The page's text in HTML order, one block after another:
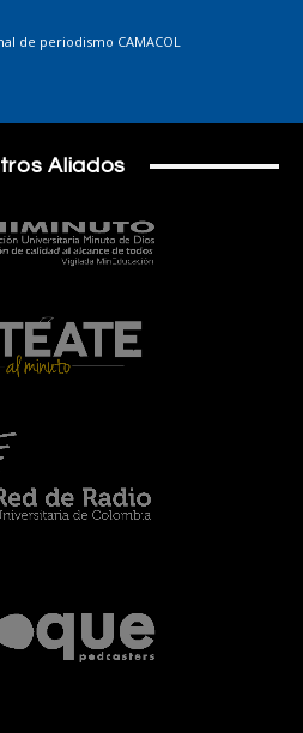
de periodismo CAMACOL
Aliados